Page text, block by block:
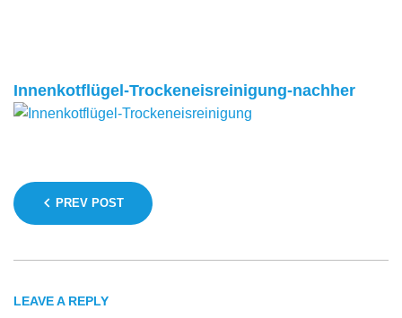
Innenkotflügel-Trockeneisreinigung-nachher
Beitragsnavigation
PREV POST
LEAVE A REPLY